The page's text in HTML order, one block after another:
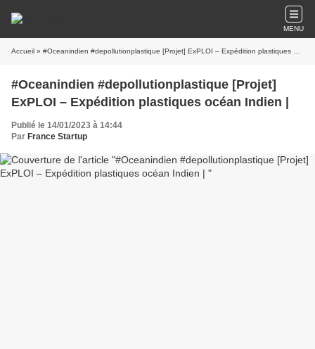
MENU
Accueil » #Oceanindien #depollutionplastique [Projet] ExPLOI – Expédition plastiques océan Indien |
#Oceanindien #depollutionplastique [Projet]
ExPLOI – Expédition plastiques océan Indien |
Publié le 14/01/2023 à 14:44
Par France Startup